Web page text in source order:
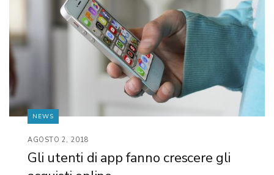
NEWS
AGOSTO 2, 2018
Gli utenti di app fanno crescere gli